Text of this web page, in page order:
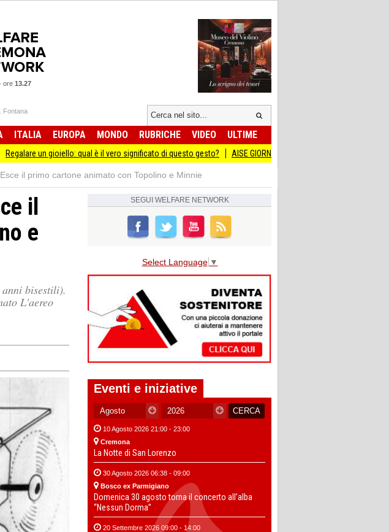
ore 13.27
Fontana
ITALIA EUROPA MONDO RUBRICHE VIDEO ULTIME
un gioiello: qual è il vero significato di questo gesto? AISE GIORNATA DEL SACRIFICIO DEL LAVORO
il primo cartone animato con Topolino e Minnie
il
e
bisestili).
L'aereo
SEGUI WELFARE NETWORK
Select Language ▼
Eventi e iniziative
10 Agosto 2026 21:00 - 23:00
Cremona
La Notte di San Lorenzo
30 Agosto 2026 06:38 - 09:00
Bosco ex Parmigiano
Domenica 30 agosto torna il concerto all’alba
“Nessun Dorma”
20 Settembre 2026 09:00 - 14:00